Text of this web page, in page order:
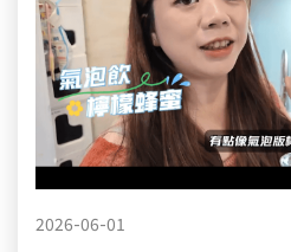
2026-06-01